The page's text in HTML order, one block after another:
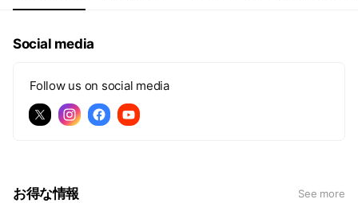
Social media
Follow us on social media
お得な情報 See more